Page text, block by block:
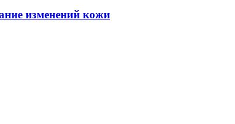
изменений кожи